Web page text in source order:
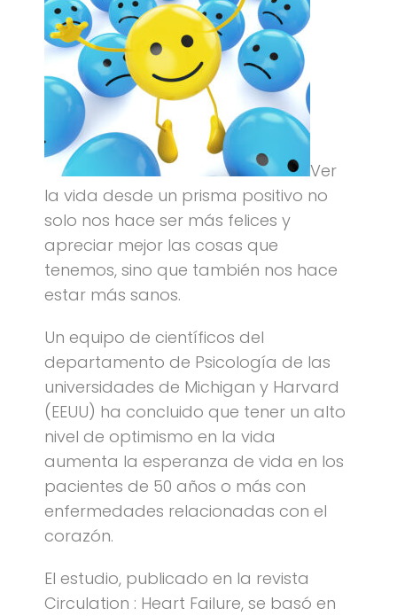
Ver
la vida desde un prisma positivo no
solo nos hace ser más felices y
apreciar mejor las cosas que
tenemos, sino que también nos hace
estar más sanos.
Un equipo de científicos del
departamento de Psicología de las
universidades de Michigan y Harvard
(EEUU) ha concluido que tener un alto
nivel de optimismo en la vida
aumenta la esperanza de vida en los
pacientes de 50 años o más con
enfermedades relacionadas con el
corazón.
El estudio, publicado en la revista
Circulation : Heart Failure, se basó en